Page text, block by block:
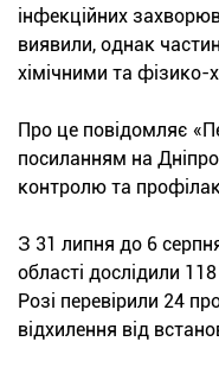
інфекційних
виявили, однак
хімічними та фізико-
Про це повідомляє
посиланням на
контролю та
З 31 липня до 6
області дослідили
Розі перевірили 24
відхилення від